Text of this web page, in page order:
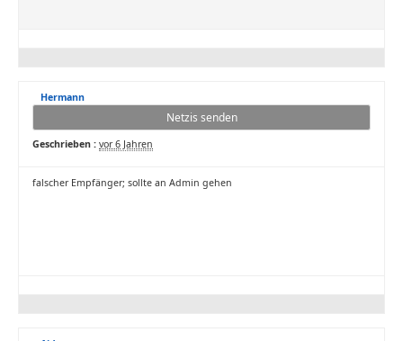
Hermann
Netzis senden
Geschrieben : vor 6 Jahren
falscher Empfänger; sollte an Admin gehen